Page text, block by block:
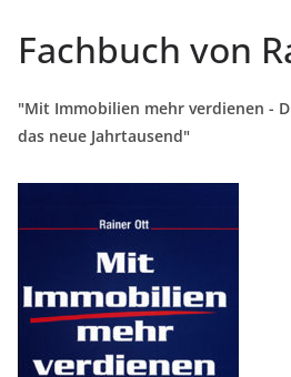
Fachbuch von
"Mit Immobilien mehr verdienen -
das neue Jahrtausend"